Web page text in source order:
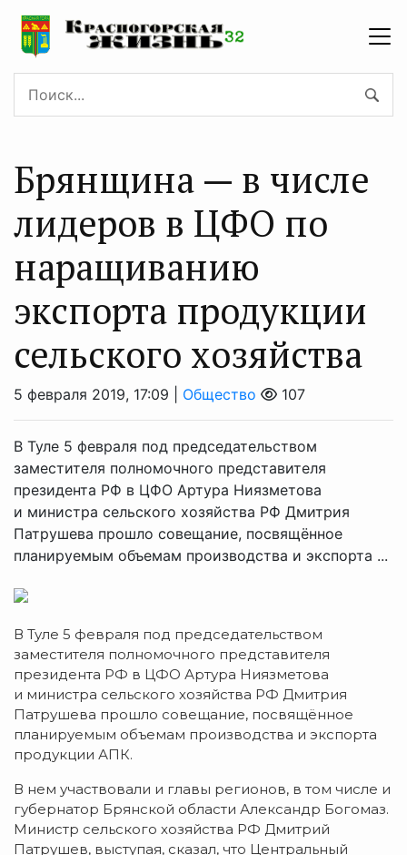
Брянщина — в числе
лидеров в ЦФО по
наращиванию
экспорта продукции
сельского хозяйства
5 февраля 2019, 17:09 | Общество 107
В Туле 5 февраля под председательством
заместителя полномочного представителя
президента РФ в ЦФО Артура Ниязметова
и министра сельского хозяйства РФ Дмитрия
Патрушева прошло совещание, посвящённое
планируемым объемам производства и экспорта ...
В Туле 5 февраля под председательством
заместителя полномочного представителя
президента РФ в ЦФО Артура Ниязметова
и министра сельского хозяйства РФ Дмитрия
Патрушева прошло совещание, посвящённое
планируемым объемам производства и экспорта
продукции АПК.
В нем участвовали и главы регионов, в том числе и
губернатор Брянской области Александр Богомаз.
Министр сельского хозяйства РФ Дмитрий
Патрушев, выступая, сказал, что Центральный